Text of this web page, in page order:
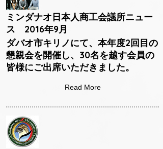
ミンダナオ日本人商工会議所ニュー
ス 2016年9月
ダバオ市キリノにて、本年度2回目の
懇親会を開催し、30名を越す会員の
皆様にご出席いただきました。
Read More